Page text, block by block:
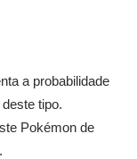
a probabilidade
tipo.
Pokémon de